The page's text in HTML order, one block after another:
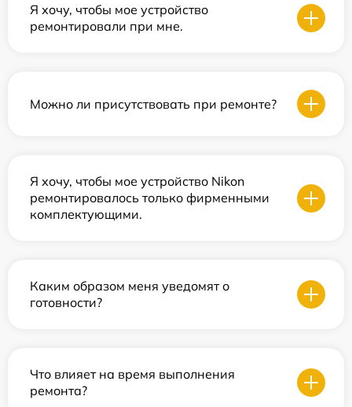
Я хочу, чтобы мое устройство
ремонтировали при мне.
Можно ли присутствовать при ремонте?
Я хочу, чтобы мое устройство Nikon
ремонтировалось только фирменными
комплектующими.
Каким образом меня уведомят о
готовности?
Что влияет на время выполнения
ремонта?